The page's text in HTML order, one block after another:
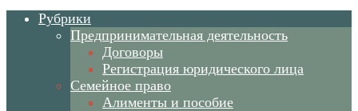
Рубрики
Предпринимательная деятельность
Договоры
Регистрация юридического лица
Семейное право
Алименты и пособие